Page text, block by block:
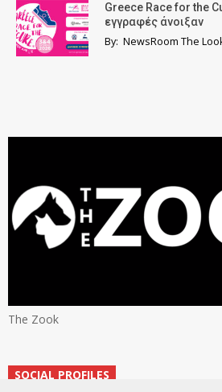
Greece Race for the
εγγραφές άνοιξαν
By: NewsRoom The
The Zook
SOCIAL PROFILES